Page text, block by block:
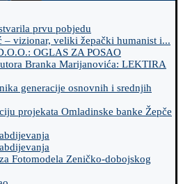
prvu pobjedu
– vizionar, veliki žepački humanist i...
OGLAS ZA POSAO
Branka Marijanovića: LEKTIRA
generacije osnovnih i srednjih
projekata Omladinske banke Žepče
Fotomodela Zeničko-dobojskog